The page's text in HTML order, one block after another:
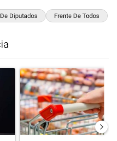
Diputados Frente De Todos
el título "Luis Caputo aclaró sus
Un artículo de tendencia con